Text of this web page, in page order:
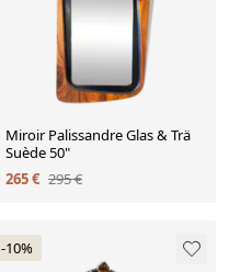
Miroir Palissandre Glas & Trä
Suède 50"
265 € 295 €
-10%